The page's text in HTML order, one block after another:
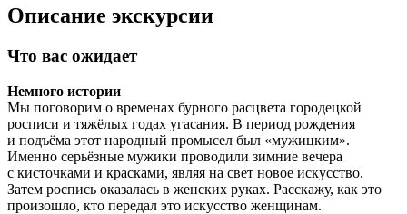
Описание экскурсии
Что вас ожидает
Немного истории
Мы поговорим о временах бурного расцвета городецкой
росписи и тяжёлых годах угасания. В период рождения
и подъёма этот народный промысел был «мужицким».
Именно серьёзные мужики проводили зимние вечера
с кисточками и красками, являя на свет новое искусство.
Затем роспись оказалась в женских руках. Расскажу, как это
произошло, кто передал это искусство женщинам.